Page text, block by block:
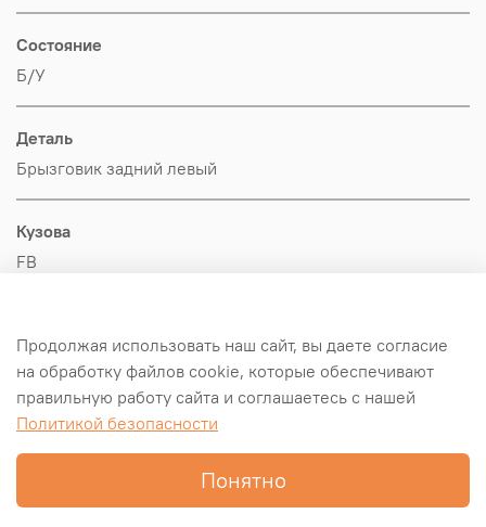
Состояние
Б/У
Деталь
Брызговик задний левый
Кузова
FB
Hyundai-KIA
Оригинал/Аналог
Продолжая использовать наш сайт, вы даете согласие
на обработку файлов cookie, которые обеспечивают
правильную работу сайта и соглашаетесь с нашей
Политикой безопасности
Понятно